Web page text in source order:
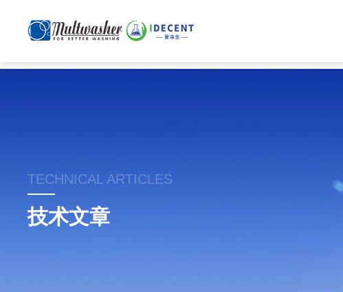
TECHNICAL ARTICLES
技术文章